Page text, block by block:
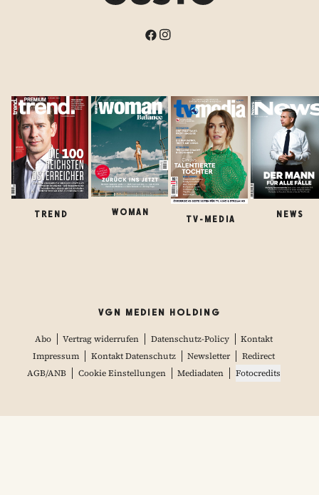
TREND WOMAN
TV-MEDIA
NEWS
VGN MEDIEN HOLDING
Abo Vertrag widerrufen Datenschutz-Policy
Kontakt
Impressum
Kontakt Datenschutz Newsletter
Redirect
AGB/ANB
Cookie Einstellungen Mediadaten Fotocredits